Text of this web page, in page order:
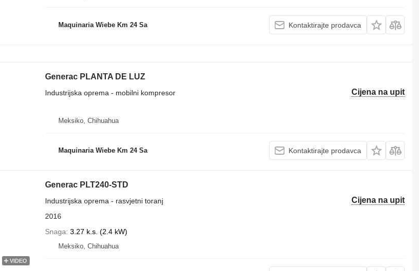
Maquinaria Wiebe Km 24 Sa Kontaktirajte prodavca
Generac PLANTA DE LUZ
Cijena na upit
Industrijska oprema - mobilni kompresor
Meksiko, Chihuahua
Maquinaria Wiebe Km 24 Sa Kontaktirajte prodavca
VIDEO
Generac PLT240-STD
Cijena na upit
Industrijska oprema - rasvjetni toranj
2016
Snaga 3.27 k.s. (2.4 kW)
Meksiko, Chihuahua